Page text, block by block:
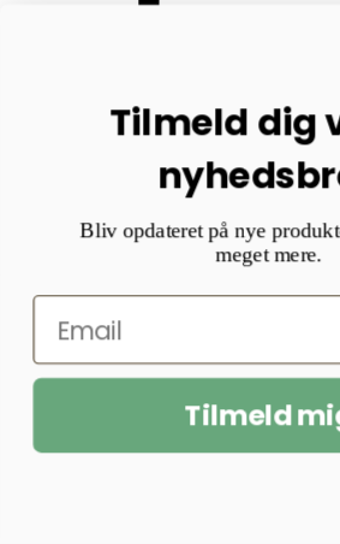
Tilmeld dig
Bliv opdateret på nye
meget mere.
Tilmeld